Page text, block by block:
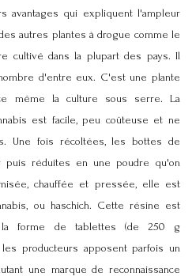
avantages qui expliquent l'ampleur
autres plantes à drogue comme le
cultivé dans la plupart des pays. Il
d'entre eux. C'est une plante
même la culture sous serre. La
est facile, peu coûteuse et ne
Une fois récoltées, les bottes de
puis réduites en une poudre qu'on
chauffée et pressée, elle est
ou haschich. Cette résine est
la forme de tablettes (de 250 g
producteurs apposent parfois un
une marque de reconnaissance